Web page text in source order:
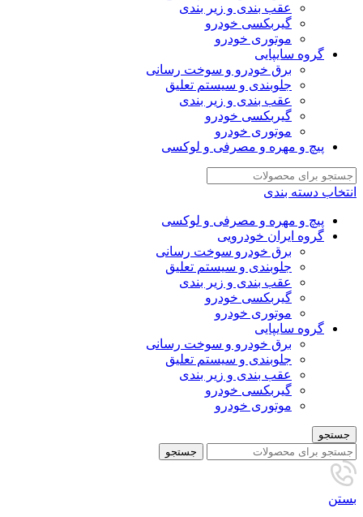
عقب بندی و زیر بندی
گیربکسی خودرو
موتوری خودرو
گروه سایپایی
برق خودرو و سوخت رسانی
جلوبندی و سیستم تعلیق
عقب بندی و زیر بندی
گیربکسی خودرو
موتوری خودرو
پیچ و مهره و مصرفی و لوکسی
انتخاب دسته بندی
پیچ و مهره و مصرفی و لوکسی
گروه ایران خودرویی
برق خودرو سوخت رسانی
جلوبندی و سیستم تعلیق
عقب بندی و زیر بندی
گیربکسی خودرو
موتوری خودرو
گروه سایپایی
برق خودرو و سوخت رسانی
جلوبندی و سیستم تعلیق
عقب بندی و زیر بندی
گیربکسی خودرو
موتوری خودرو
جستجو
جستجو
بستن